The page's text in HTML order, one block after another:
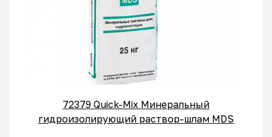
72379 Quick-Mix Минеральный
гидроизолирующий раствор-шлам MDS